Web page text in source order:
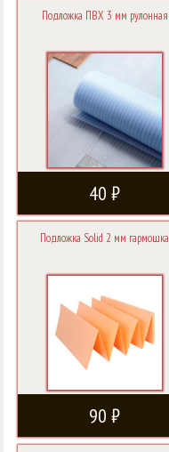
Подложка ПВХ 3 мм рулонная
40 ₽
Подложка Solid 2 мм гармошка
90 ₽